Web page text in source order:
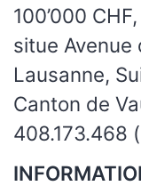
100’000
situe Avenue
Lausanne,
Canton de
408.173.468